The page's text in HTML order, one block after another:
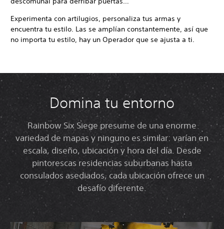
Experimenta con artilugios, personaliza tus armas y
encuentra tu estilo. Las se amplían constantemente, así que
no importa tu estilo, hay un Operador que se ajusta a ti.
Domina tu entorno
Rainbow Six Siege presume de una enorme
variedad de mapas y ninguno es similar: varían en
escala, diseño, ubicación y hora del día. Desde
pintorescas residencias suburbanas hasta
consulados asediados, cada ubicación ofrece un
desafío diferente.